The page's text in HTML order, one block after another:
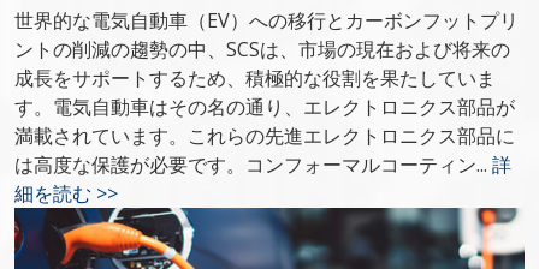
世界的な電気自動車（EV）への移行とカーボンフットプリ
ントの削減の趨勢の中、SCSは、市場の現在および将来の
成長をサポートするため、積極的な役割を果たしていま
す。電気自動車はその名の通り、エレクトロニクス部品が
満載されています。これらの先進エレクトロニクス部品に
は高度な保護が必要です。コンフォーマルコーティン... 詳
細を読む >>